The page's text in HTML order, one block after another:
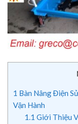
1 Bàn Nâng Điện
Vận Hành
1.1 Giới Thiệu